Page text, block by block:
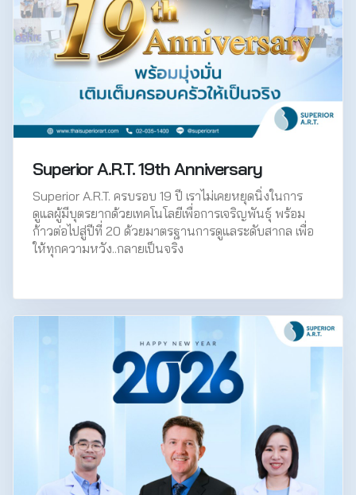
Superior A.R.T. 19th Anniversary
Superior A.R.T. ครบรอบ 19 ปี เราไม่เคยหยุดนิ่งในการ
ดูแลผู้มีบุตรยากด้วยเทคโนโลยีเพื่อการเจริญพันธุ์ พร้อม
ก้าวต่อไปสู่ปีที่ 20 ด้วยมาตรฐานการดูแลระดับสากล เพื่อ
ให้ทุกความหวัง..กลายเป็นจริง